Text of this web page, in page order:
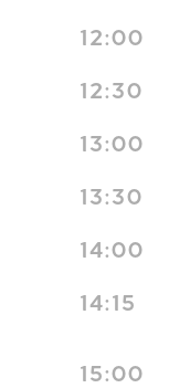
12:00
12:30
13:00
13:30
14:00
14:15
15:00